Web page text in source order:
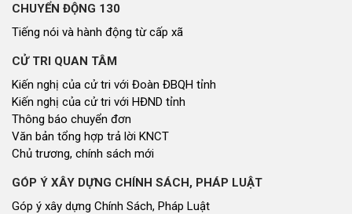
CHUYỂN ĐỘNG 130
Tiếng nói và hành động từ cấp xã
CỬ TRI QUAN TÂM
Kiến nghị của cử tri với Đoàn ĐBQH tỉnh
Kiến nghị của cử tri với HĐND tỉnh
Thông báo chuyển đơn
Văn bản tổng hợp trả lời KNCT
Chủ trương, chính sách mới
GÓP Ý XÂY DỰNG CHÍNH SÁCH, PHÁP LUẬT
Góp ý xây dựng Chính Sách, Pháp Luật